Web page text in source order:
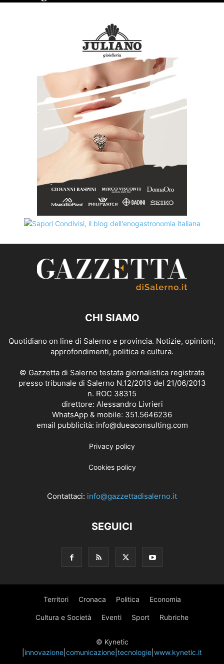
CHI SIAMO
Quotidiano on line di Salerno e provincia. Notizie, opinioni,
approfondimenti, politica e cultura.
© Gazzetta di Salerno testata giornalistica registrata
presso tribunale di Salerno N.12/2013 del 21/06/2013
n. ROC 38315
direttore: Alessandro Livrieri
WhatsApp & mobile: 351.5646236
email pubblicità: info@dueaconsulting.com
Privacy policy
Cookies policy
Contattaci: info@gazzettadisalerno.it
SEGUICI
Territori Cronaca Politica Economia
Cultura e Società Eventi Sport Rubriche
© Kynetic
innovazione comunicazione tecnologie www.kynetic.it